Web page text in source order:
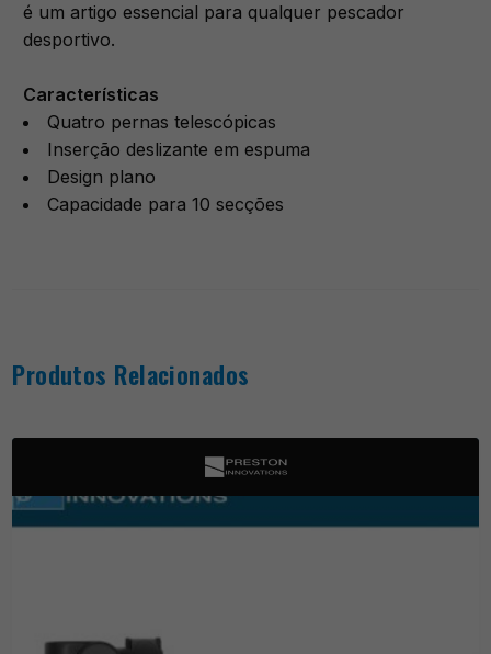
é um artigo essencial para qualquer pescador
desportivo.
Características
Quatro pernas telescópicas
Inserção deslizante em espuma
Design plano
Capacidade para 10 secções
Produtos Relacionados